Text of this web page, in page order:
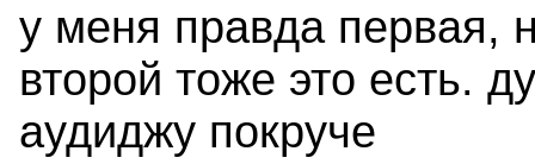
у меня правда первая,
второй тоже это есть.
аудиджу покруче